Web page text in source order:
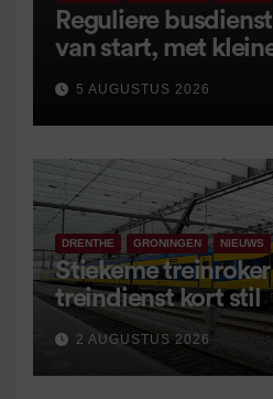
Reguliere
van start, met
5 AUGUSTUS 2026
DRENTHE GRONINGEN NIEUWS
Stiekeme
treindienst kort stil
2 AUGUSTUS 2026